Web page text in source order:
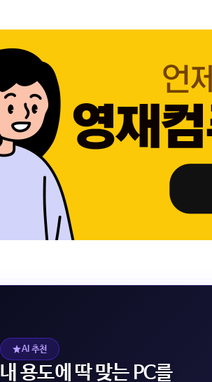
AI 추천
내 용도에 딱 맞는 PC를